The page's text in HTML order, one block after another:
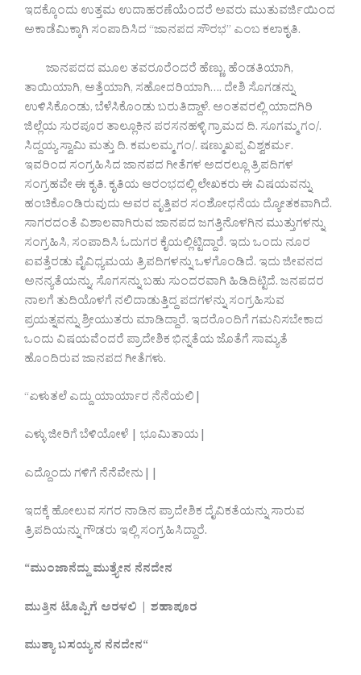
ಇದಕ್ಕೊಂದು ಉತ್ತಮ ಉದಾಹರಣೆಯೆಂದರೆ ಅವರು ಮುತುವರ್ಜಿಯಿಂದ
ಅಕಾಡೆಮಿಕ್ಕಾಗಿ ಸಂಪಾದಿಸಿದ “ಜಾನಪದ ಸೌರಭ” ಎಂಬ ಕಲಾಕೃತಿ.
ಜಾನಪದದ ಮೂಲ ತವರೂರೆಂದರೆ ಹೆಣ್ಣು. ಹೆಂಡತಿಯಾಗಿ,
ತಾಯಿಯಾಗಿ, ಅತ್ತೆಯಾಗಿ, ಸಹೋದರಿಯಾಗಿ…. ದೇಶಿ ಸೊಗಡನ್ನು
ಉಳಿಸಿಕೊಂಡು, ಬೆಳೆಸಿಕೊಂಡು ಬರುತಿದ್ದಾಳೆ. ಅಂತವರಲ್ಲಿ ಯಾದಗಿರಿ
ಜಿಲ್ಲೆಯ ಸುರಪೂರ ತಾಲ್ಲೂಕಿನ ಪರಸನಹಳ್ಳಿ ಗ್ರಾಮದ ದಿ. ಸೂಗಮ್ಮ ಗಂ/.
ಸಿದ್ದಯ್ಯ ಸ್ವಾಮಿ ಮತ್ತು ದಿ. ಕಮಲಮ್ಮ ಗಂ/. ಷಣ್ಮುಖಪ್ಪ ವಿಶ್ವಕರ್ಮ.
ಇವರಿಂದ ಸಂಗ್ರಹಿಸಿದ ಜಾನಪದ ಗೀತೆಗಳ ಅದರಲ್ಲೂ ತ್ರಿಪದಿಗಳ
ಸಂಗ್ರಹವೇ ಈ ಕೃತಿ. ಕೃತಿಯ ಆರಂಭದಲ್ಲಿ ಲೇಖಕರು ಈ ವಿಷಯವನ್ನು
ಹಂಚಿಕೊಂಡಿರುವುದು ಅವರ ವೃತ್ತಿಪರ ಸಂಶೋಧನೆಯ ದ್ಯೋತಕವಾಗಿದೆ.
ಸಾಗರದಂತೆ ವಿಶಾಲವಾಗಿರುವ ಜಾನಪದ ಜಗತ್ತಿನೊಳಗಿನ ಮುತ್ತುಗಳನ್ನು
ಸಂಗ್ರಹಿಸಿ, ಸಂಪಾದಿಸಿ ಓದುಗರ ಕೈಯಲ್ಲಿಟ್ಟಿದ್ದಾರೆ. ಇದು ಒಂದು ನೂರ
ಐವತ್ತೆರಡು ವೈವಿಧ್ಯಮಯ ತ್ರಿಪದಿಗಳನ್ನು ಒಳಗೊಂಡಿದೆ. ಇದು ಜೀವನದ
ಅನನ್ಯತೆಯನ್ನು, ಸೊಗಸನ್ನು ಬಹು ಸುಂದರವಾಗಿ ಹಿಡಿದಿಟ್ಟಿದೆ. ಜನಪದರ
ನಾಲಗೆ ತುದಿಯೊಳಗೆ ನಲಿದಾಡುತ್ತಿದ್ದ ಪದಗಳನ್ನು ಸಂಗ್ರಹಿಸುವ
ಪ್ರಯತ್ನವನ್ನು ಶ್ರೀಯುತರು ಮಾಡಿದ್ದಾರೆ. ಇದರೊಂದಿಗೆ ಗಮನಿಸಬೇಕಾದ
ಒಂದು ವಿಷಯವೆಂದರೆ ಪ್ರಾದೇಶಿಕ ಭಿನ್ನತೆಯ ಜೊತೆಗೆ ಸಾಮ್ಯತೆ
ಹೊಂದಿರುವ ಜಾನಪದ ಗೀತೆಗಳು.
“ಏಳುತಲೆ ಎದ್ದು ಯಾರ್ಯಾರ ನೆನೆಯಲಿ|
ಎಳ್ಳು ಜೀರಿಗೆ ಬೆಳಿಯೋಳೆ | ಭೂಮಿತಾಯ|
ಎದ್ದೊಂದು ಗಳಿಗೆ ನೆನೆವೇನು||
ಇದಕ್ಕೆ ಹೋಲುವ ಸಗರ ನಾಡಿನ ಪ್ರಾದೇಶಿಕ ದೈವಿಕತೆಯನ್ನು ಸಾರುವ
ತ್ರಿಪದಿಯನ್ನು ಗೌಡರು ಇಲ್ಲಿ ಸಂಗ್ರಹಿಸಿದ್ದಾರೆ.
“ಮುಂಜಾನೆದ್ದು ಮುತ್ತ್ಯೇನ ನೆನದೇನ
ಮುತ್ತಿನ ಟೊಪ್ಪಿಗೆ ಅರಳಲಿ | ಶಹಾಪೂರ
ಮುತ್ಯಾಬಸಯ್ಯನ ನೆನದೇನ“